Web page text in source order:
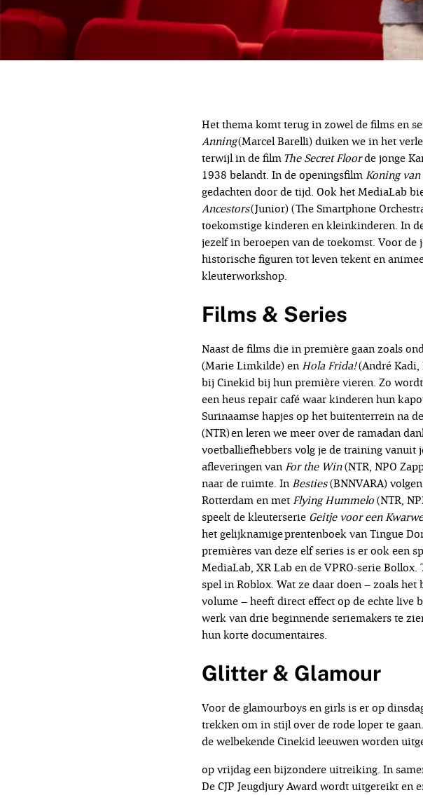
Het thema komt terug in zowel de films en
Anning(Marcel Barelli) duiken we in het
terwijl in de filmThe Secret Floorde jonge
1938 belandt. In de openingsfilm Koning
gedachten door de tijd. Ook het MediaLab
Ancestors(Junior) (The Smartphone
toekomstige kinderen en kleinkinderen. In
jezelf in beroepen van de toekomst. Voor
historische figuren tot leven tekent en
kleuterworkshop.
Films & Series
Naast de films die in première gaan zoals
(Marie Limkilde) en Hola Frida!(André Kadi,
bij Cinekid bij hun première vieren. Zo
een heus repair café waar kinderen hun
Surinaamse hapjes op het buitenterrein na
(NTR) en leren we meer over de ramadan
voetballiefhebbers volg je de training vanuit
afleveringen van For the Win(NTR, NPO
naar de ruimte. In Besties(BNNVARA)
Rotterdam en met Flying Hummelo(NTR,
speelt de kleuterserie Geitje voor een
het gelijknamige prentenboek van Tingue
premières van deze elf series is er ook een
MediaLab, XR Lab en de VPRO-serie
spel in Roblox. Wat ze daar doen – zoals
volume – heeft direct effect op de echte live
werk van drie beginnende seriemakers te
hun korte documentaires.
Glitter & Glamour
Voor de glamourboys en girls is er op
trekken om in stijl over de rode loper te
de welbekende Cinekid leeuwen worden
op vrijdag een bijzondere uitreiking. In
De CJP Jeugdjury Award wordt uitgereikt en